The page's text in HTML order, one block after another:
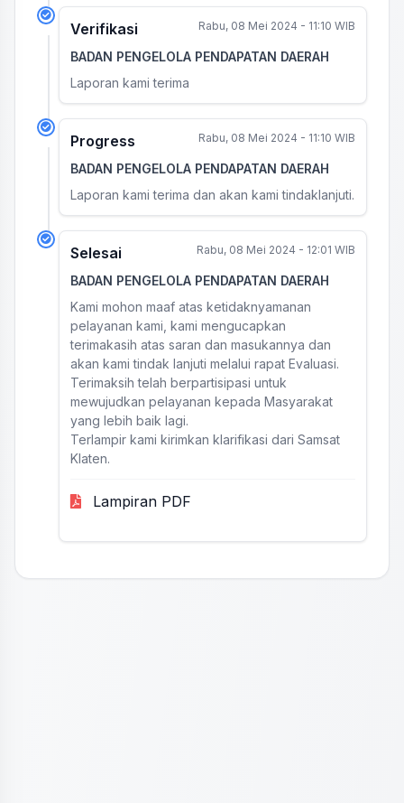
Verifikasi Rabu, 08 Mei 2024 - 11:10 WIB
BADAN PENGELOLA PENDAPATAN DAERAH
Laporan kami terima
Progress Rabu, 08 Mei 2024 - 11:10 WIB
BADAN PENGELOLA PENDAPATAN DAERAH
Laporan kami terima dan akan kami tindaklanjuti.
Selesai Rabu, 08 Mei 2024 - 12:01 WIB
BADAN PENGELOLA PENDAPATAN DAERAH
Kami mohon maaf atas ketidaknyamanan
pelayanan kami, kami mengucapkan
terimakasih atas saran dan masukannya dan
akan kami tindak lanjuti melalui rapat Evaluasi.
Terimaksih telah berpartisipasi untuk
mewujudkan pelayanan kepada Masyarakat
yang lebih baik lagi.
Terlampir kami kirimkan klarifikasi dari Samsat
Klaten.
Lampiran PDF